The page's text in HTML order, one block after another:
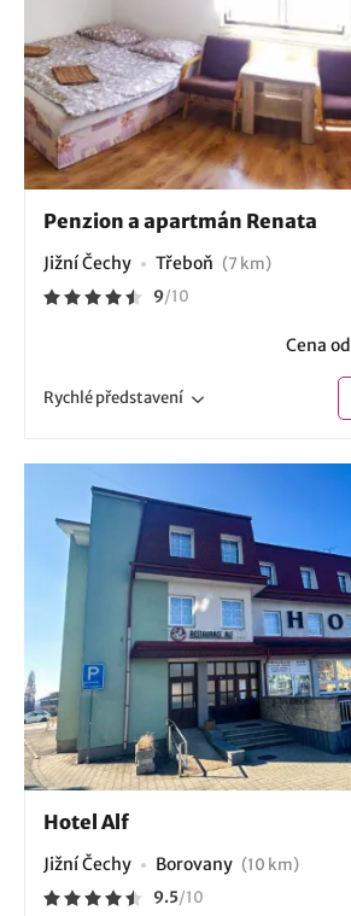
Penzion a apartmán Renata
Jižní Čechy Třeboň (7 km)
9/10
Cena od
Rychlépředstavení
Hotel Alf
Jižní Čechy Borovany (10 km)
9.5/10